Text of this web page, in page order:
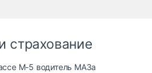
страхование
М-5 водитель МАЗа